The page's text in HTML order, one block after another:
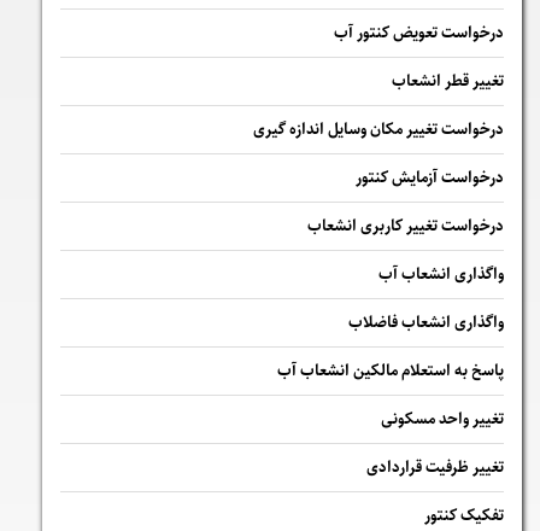
درخواست تعویض کنتور آب
تغییر قطر انشعاب
درخواست تغییر مکان وسایل اندازه گیری
درخواست آزمایش کنتور
درخواست تغییر کاربری انشعاب
واگذاری انشعاب آب
واگذاری انشعاب فاضلاب
پاسخ به استعلام مالكين انشعاب آب
تغییر واحد مسکونی
تغییر ظرفیت قراردادی
تفکیک کنتور